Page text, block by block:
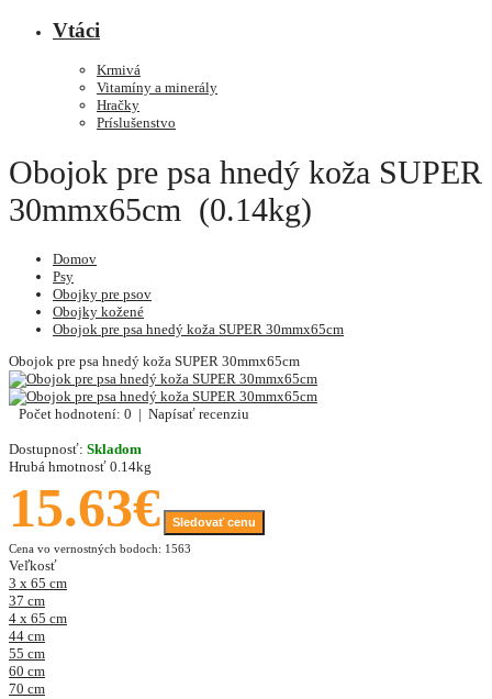
Vtáci
Krmivá
Vitamíny a minerály
Hračky
Príslušenstvo
Obojok pre psa hnedý koža SUPER
30mmx65cm (0.14kg)
Domov
Psy
Obojky pre psov
Obojky kožené
Obojok pre psa hnedý koža SUPER 30mmx65cm
Obojok pre psa hnedý koža SUPER 30mmx65cm
Počet hodnotení: 0 | Napísať recenziu
Dostupnosť: Skladom
Hrubá hmotnosť 0.14kg
15.63€
Sledovať cenu
Cena vo vernostných bodoch: 1563
Veľkosť
3 x 65 cm
37 cm
4 x 65 cm
44 cm
55 cm
60 cm
70 cm